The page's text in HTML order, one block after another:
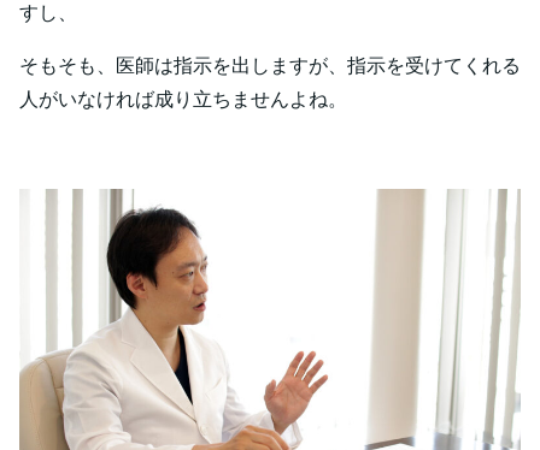
すし、
そもそも、医師は指示を出しますが、指示を受けてくれる
人がいなければ成り立ちませんよね。